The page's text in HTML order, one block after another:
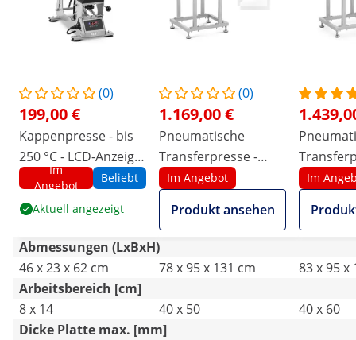
(0)
199,00 €
Kappenpresse - bis
250 °C - LCD-Anzeige
- Timer
Im
Angebot
Beliebt
Aktuell angezeigt
(0)
1.169,00 €
Pneumatische
Transferpresse -
doppelt - 40 x 50 cm -
mit Unterbau
Im Angebot
Produkt ansehen
doppelt
mit
Im
Abmessungen (LxBxH)
46 x 23 x 62 cm
78 x 95 x 131 cm
83 x 95 x
Arbeitsbereich [cm]
8 x 14
40 x 50
40 x 60
Dicke Platte max. [mm]